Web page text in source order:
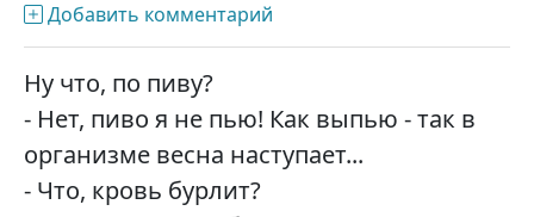
Добавить комментарий
Ну что, по пиву?
- Нет, пиво я не пью! Как выпью - так в
организме весна наступает...
- Что, кровь бурлит?